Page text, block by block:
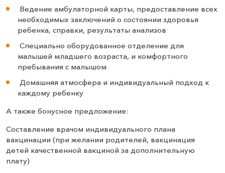
Ведение амбулаторной карты, предоставление всех
необходимых заключений о состоянии здоровья
ребенка, справки, результаты анализов
Специально оборудованное отделение для
малышей младшего возраста, и комфортного
пребывания с малышом
Домашняя атмосфера и индивидуальный подход к
каждому ребенку
А также бонусное предложение:
Составление врачом индивидуального плана
вакцинации (при желании родителей, вакцинация
детей качественной вакциной за дополнительную
плату)